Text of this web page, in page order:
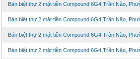
Bán biệt thự 2 mặt tiền Compound 6G4 Trần Não,
Bán biệt thự 2 mặt tiền Compound 6G4 Trần Não,
Bán biệt thự 2 mặt tiền Compound 6G4 Trần Não,
Bán biệt thự 2 mặt tiền Compound 6G4 Trần Não,